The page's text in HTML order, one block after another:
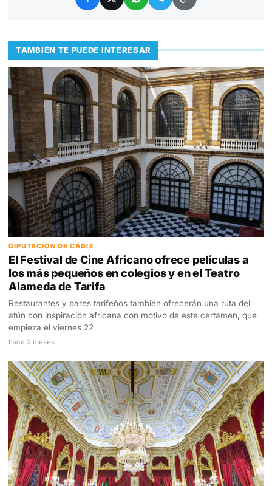
TAMBIÉN TE PUEDE INTERESAR
DIPUTACIÓN DE CÁDIZ
El Festival de Cine Africano ofrece películas a
los más pequeños en colegios y en el Teatro
Alameda de Tarifa
Restaurantes y bares tarifeños también ofrecerán una ruta del
atún con inspiración africana con motivo de este certamen, que
empieza el viernes 22
hace 2 meses